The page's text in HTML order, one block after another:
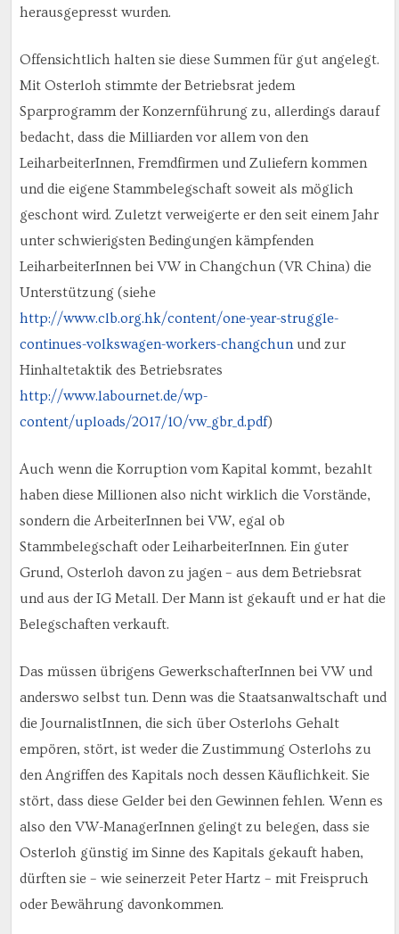
herausgepresst wurden.
Offensichtlich halten sie diese Summen für gut angelegt.
Mit Osterloh stimmte der Betriebsrat jedem
Sparprogramm der Konzernführung zu, allerdings darauf
bedacht, dass die Milliarden vor allem von den
LeiharbeiterInnen, Fremdfirmen und Zuliefern kommen
und die eigene Stammbelegschaft soweit als möglich
geschont wird. Zuletzt verweigerte er den seit einem Jahr
unter schwierigsten Bedingungen kämpfenden
LeiharbeiterInnen bei VW in Changchun (VR China) die
Unterstützung (siehe
http://www.clb.org.hk/content/one-year-struggle-
continues-volkswagen-workers-changchunund zur
Hinhaltetaktik des Betriebsrates
http://www.labournet.de/wp-
content/uploads/2017/10/vw_gbr_d.pdf)
Auch wenn die Korruption vom Kapital kommt, bezahlt
haben diese Millionen also nicht wirklich die Vorstände,
sondern die ArbeiterInnen bei VW, egal ob
Stammbelegschaft oder LeiharbeiterInnen. Ein guter
Grund, Osterloh davon zu jagen – aus dem Betriebsrat
und aus der IG Metall. Der Mann ist gekauft und er hat die
Belegschaften verkauft.
Das müssen übrigens GewerkschafterInnen bei VW und
anderswo selbst tun. Denn was die Staatsanwaltschaft und
die JournalistInnen, die sich über Osterlohs Gehalt
empören, stört, ist weder die Zustimmung Osterlohs zu
den Angriffen des Kapitals noch dessen Käuflichkeit. Sie
stört, dass diese Gelder bei den Gewinnen fehlen. Wenn es
also den VW-ManagerInnen gelingt zu belegen, dass sie
Osterloh günstig im Sinne des Kapitals gekauft haben,
dürften sie – wie seinerzeit Peter Hartz – mit Freispruch
oder Bewährung davonkommen.